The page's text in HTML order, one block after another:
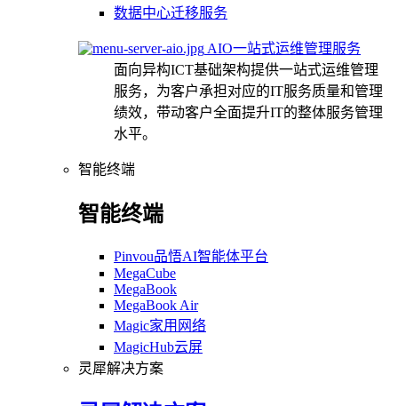
数据中心迁移服务
AIO一站式运维管理服务
面向异构ICT基础架构提供一站式运维管理
服务，为客户承担对应的IT服务质量和管理
绩效，带动客户全面提升IT的整体服务管理
水平。
智能终端
智能终端
Pinvou品悟AI智能体平台
MegaCube
MegaBook
MegaBook Air
Magic家用网络
MagicHub云屏
灵犀解决方案